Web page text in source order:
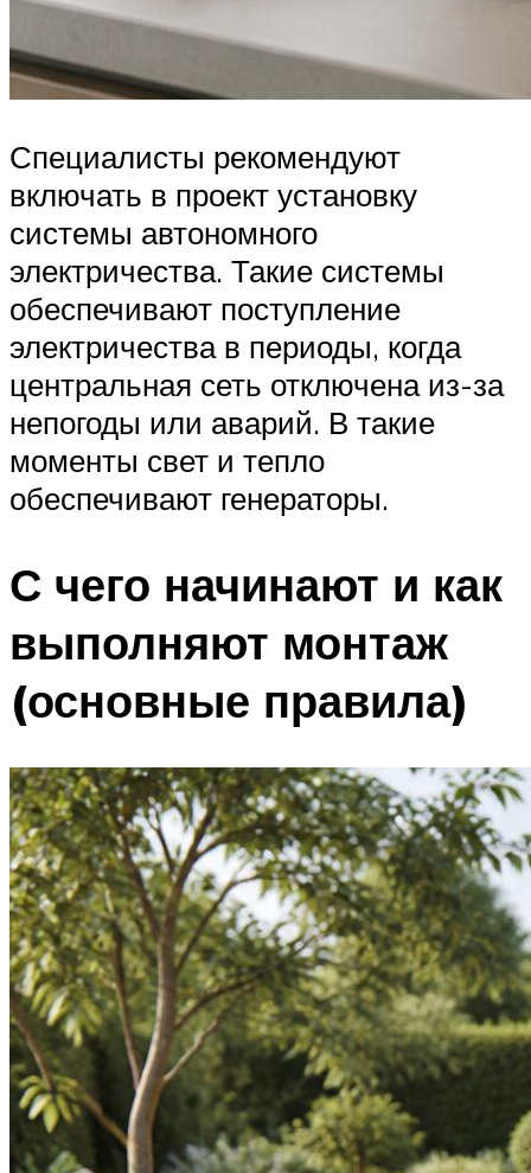
Специалисты рекомендуют
включать в проект установку
системы автономного
электричества. Такие системы
обеспечивают поступление
электричества в периоды, когда
центральная сеть отключена из-за
непогоды или аварий. В такие
моменты свет и тепло
обеспечивают генераторы.
С чего начинают и как
выполняют монтаж
(основные правила)